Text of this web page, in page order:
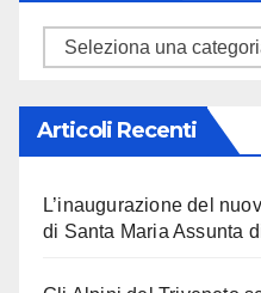
Categorie
Articoli Recenti
L’inaugurazione del
di Santa Maria Assunta